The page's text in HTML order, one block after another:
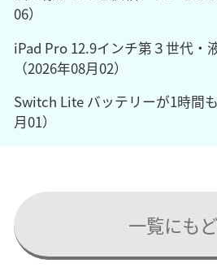
06）
iPad Pro 12.9インチ第３世代・
（2026年08月02）
Switch Lite バッテリーが1時間
月01）
一覧にも